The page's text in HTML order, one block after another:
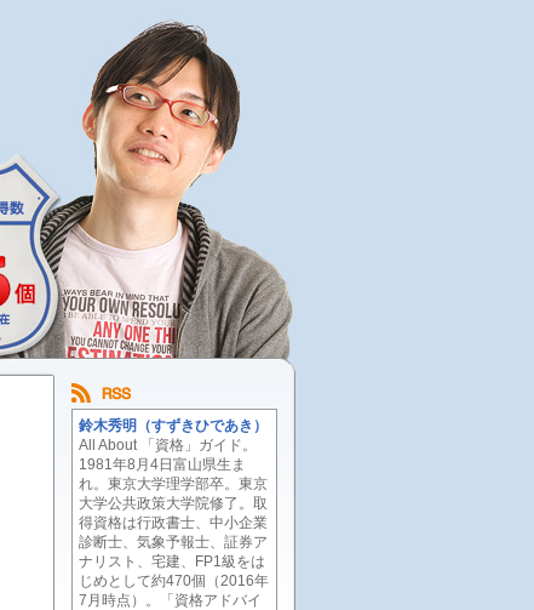
鈴木秀明（すずきひであき）
All About 「資格」ガイド。
1981年8月4日富山県生ま
れ。東京大学理学部卒。東京
大学公共政策大学院修了。取
得資格は行政書士、中小企業
診断士、気象予報士、証券ア
ナリスト、宅建、FP1級をは
じめとして約470個（2016年
7月時点）。「資格アドバイ